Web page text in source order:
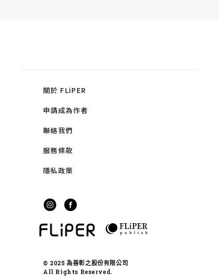
關於 FLiPER
申請成為作者
聯絡我們
服務條款
隱私政策
© 2025 為善彰之股份有限公司
All Rights Reserved.